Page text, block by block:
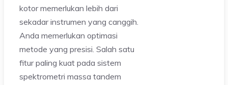
kotor memerlukan lebih dari
sekadar instrumen yang canggih.
Anda memerlukan optimasi
metode yang presisi. Salah satu
fitur paling kuat pada sistem
spektrometri massa tandem